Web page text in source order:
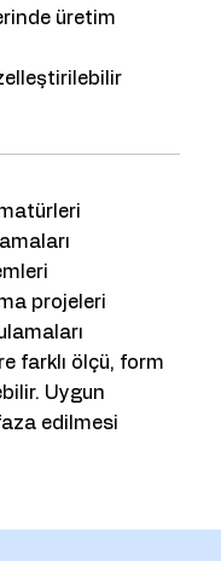
üretim
projeleri
farklı ölçü, form
Uygun
edilmesi